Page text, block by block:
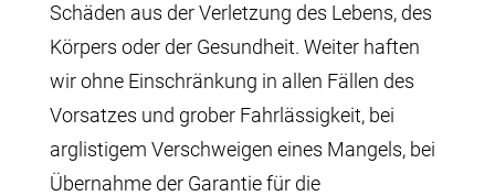
Schäden aus der Verletzung des Lebens, des
Körpers oder der Gesundheit. Weiter haften
wir ohne Einschränkung in allen Fällen des
Vorsatzes und grober Fahrlässigkeit, bei
arglistigem Verschweigen eines Mangels, bei
Übernahme der Garantie für die